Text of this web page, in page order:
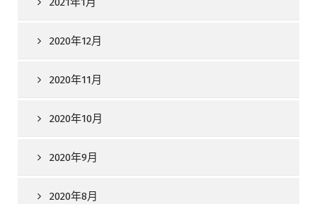
2020年12月
2020年11月
2020年10月
2020年9月
2020年8月